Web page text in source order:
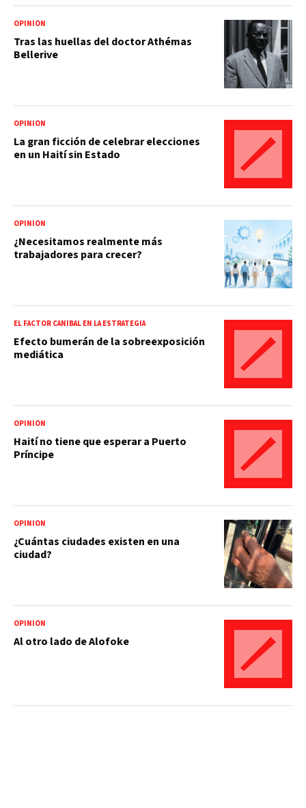
OPINIÓN
Tras las huellas del doctor Athémas
Bellerive
OPINIÓN
La gran ficción de celebrar elecciones
en un Haití sin Estado
OPINIÓN
¿Necesitamos realmente más
trabajadores para crecer?
EL FACTOR CANÍBAL EN LA ESTRATEGIA
Efecto bumerán de la sobreexposición
mediática
OPINIÓN
Haití no tiene que esperar a Puerto
Príncipe
OPINIÓN
¿Cuántas ciudades existen en una
ciudad?
OPINIÓN
Al otro lado de Alofoke